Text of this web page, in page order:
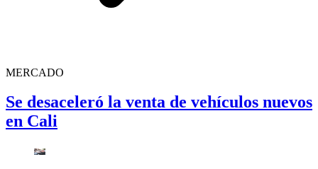
MERCADO
Se desaceleró la venta de vehículos nuevos
en Cali